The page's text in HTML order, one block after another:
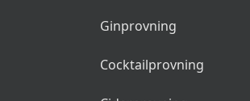
Ginprovning
Cocktailprovning